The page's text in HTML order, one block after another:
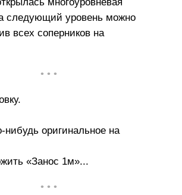
многоуровневая
следующий уровень можно
всех соперников на
• • •
оригинальное на
«Занос 1м»...
• • •